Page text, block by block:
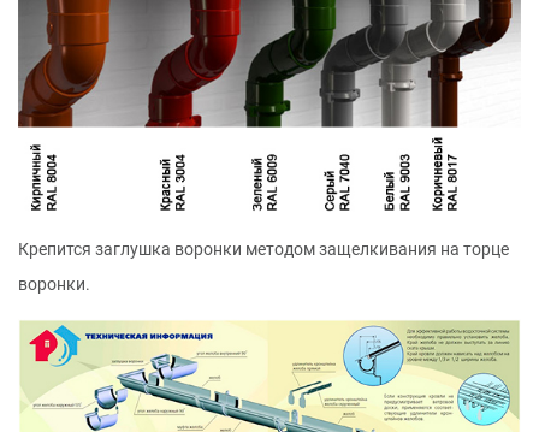
Крепится заглушка воронки методом защелкивания на торце
воронки.